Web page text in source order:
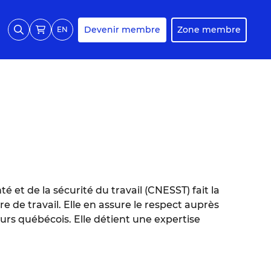
EN Devenir membre Zone membre
et de la sécurité du travail (CNESST) fait la
de travail. Elle en assure le respect auprès
québécois. Elle détient une expertise